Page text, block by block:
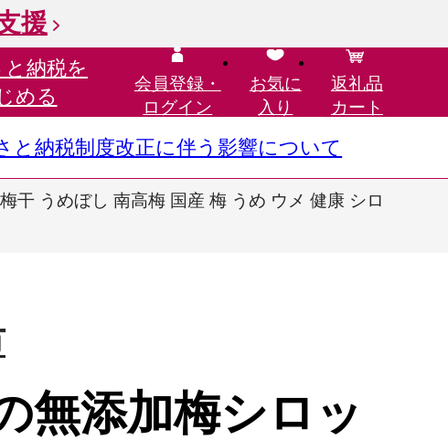
援
納税を
める
会員登録・
ログイン
お気に
入り
返礼品
カート
と納税制度改正に伴う影響について
干 うめぼし 南高梅 国産 梅 うめ ウメ 健康 シロ
無添加梅シロッ